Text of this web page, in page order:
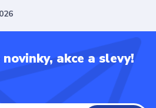
akce a slevy!